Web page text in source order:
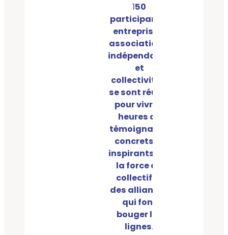
150
participants,
entreprises,
associations,
indépendants
et
collectivités,
se sont réunis
pour vivre 2
heures de
témoignages
concrets et
inspirants sur
la force du
collectif et
des alliances
qui font
bouger les
lignes.